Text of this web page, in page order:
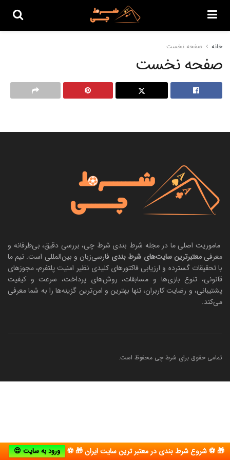
خانه صفحه نخست
صفحه نخست
ماموریت اصلی ما در مجله شرط بندی شرط چی، بررسی دقیق، بی‌طرفانه و
معرفیمعتبرترین سایت‌های شرط بندی فارسی‌زبان و بین‌المللی است. تیم ما
با تحقیقات گسترده و ارزیابی فاکتورهای کلیدی نظیر امنیت پلتفرم، مجوزهای
قانونی، تنوع بازی‌ها و مسابقات، روش‌های پرداخت، سرعت و کیفیت
پشتیبانی، و رضایت کاربران، تنها بهترین و امن‌ترین گزینه‌ها را به شما معرفی
می‌کند.
تمامی حقوق برای شرط چی محفوظ است.
🎁 ⚽ شروع شرط بندی در معتبر ترین سایت ایران 🎁 ⚽ ورود به سایت 😍